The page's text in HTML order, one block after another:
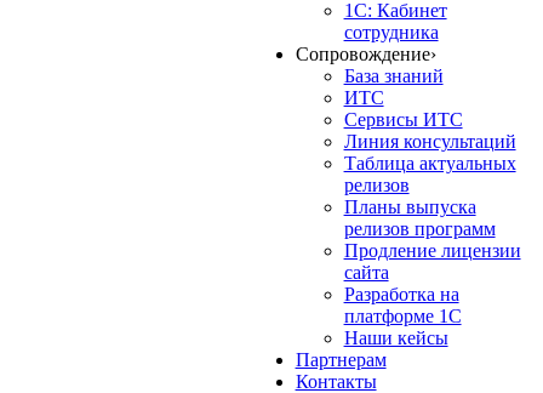
1С: Кабинет
сотрудника
Сопровождение›
База знаний
ИТС
Сервисы ИТС
Линия консультаций
Таблица актуальных
релизов
Планы выпуска
релизов программ
Продление лицензии
сайта
Разработка на
платформе 1С
Наши кейсы
Партнерам
Контакты